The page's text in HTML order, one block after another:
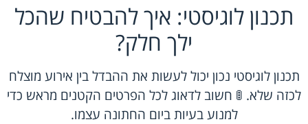
תכנון לוגיסטי: איך להבטיח שהכל
ילך חלק?
תכנון לוגיסטי נכון יכול לעשות את ההבדל בין אירוע מוצלח
לכזה שלא. 🚦 חשוב לדאוג לכל הפרטים הקטנים מראש כדי
למנוע בעיות ביום החתונה עצמו.